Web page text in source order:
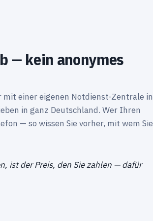
— kein anonymes
einer eigenen Notdienst-Zentrale in
in ganz Deutschland. Wer Ihren
— so wissen Sie vorher, mit wem Sie
ist der Preis, den Sie zahlen — dafür